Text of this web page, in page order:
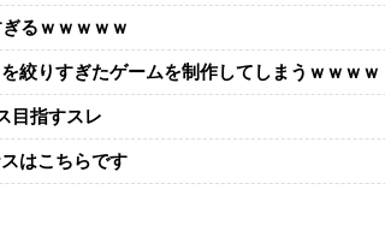
るｗｗｗｗｗ
絞りすぎたゲームを制作してしまうｗｗｗｗ
目指すスレ
はこちらです